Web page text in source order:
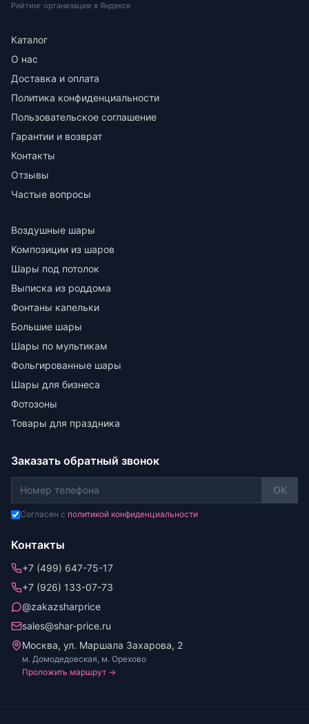
Рейтинг организации в Яндексе
Каталог
О нас
Доставка и оплата
Политика конфиденциальности
Пользовательское соглашение
Гарантии и возврат
Контакты
Отзывы
Частые вопросы
Воздушные шары
Композиции из шаров
Шары под потолок
Выписка из роддома
Фонтаны капельки
Большие шары
Шары по мультикам
Фольгированные шары
Шары для бизнеса
Фотозоны
Товары для праздника
Заказать обратный звонок
OK
Согласен с политикой конфиденциальности
Контакты
+7 (499) 647-75-17
+7 (926) 133-07-73
@zakazsharprice
sales@shar-price.ru
Москва, ул. Маршала Захарова, 2
м. Домодедовская, м. Орехово
Проложить маршрут →